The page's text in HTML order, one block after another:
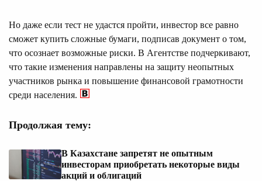
Но даже если тест не удастся пройти, инвестор все равно
сможет купить сложные бумаги, подписав документ о том,
что осознает возможные риски. В Агентстве подчеркивают,
что такие изменения направлены на защиту неопытных
участников рынка и повышение финансовой грамотности
среди населения.
Продолжая тему:
В Казахстане запретят не опытным
инвесторам приобретать некоторые виды
акций и облигаций